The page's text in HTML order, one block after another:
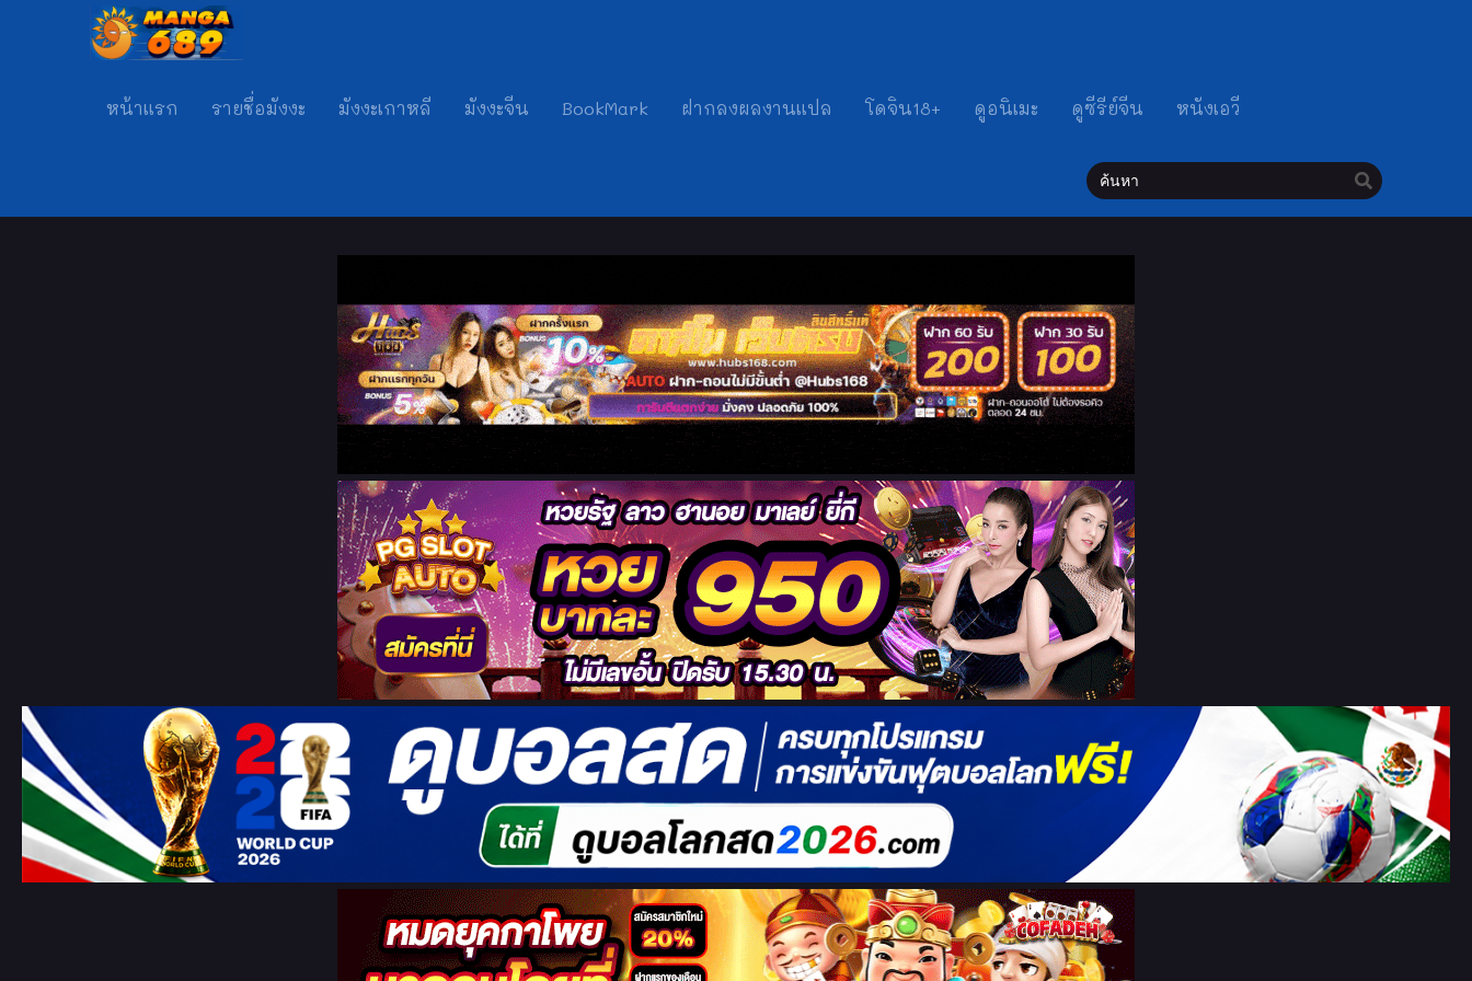
หน้าแรก รายชื่อมังงะ มังงะเกาหลี มังงะจีน BookMark ฝากลงผลงานแปล โดจิน18+ ดูอนิเมะ ดูซีรีย์จีน หนังเอวี